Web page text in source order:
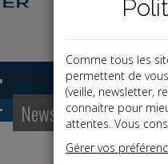
Newsletter
Comme tous les
permettent de
(veille, newsletter,
connaitre pour
attentes. Vous
Gérer vos